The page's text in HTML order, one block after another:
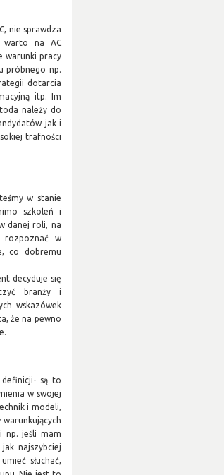
nie sprawdza
warto na AC
warunki pracy
próbnego np.
dotarcia
itp. Im
należy do
jak i
trafności
w stanie
szkoleń i
danej roli, na
rozpoznać w
co dobremu
decyduje się
branży i
wskazówek
że na pewno
są to
w swojej
i modeli,
np. jeśli mam
najszybciej
słuchać,